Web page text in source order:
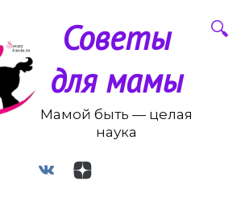
Советы
для мамы
Мамой быть — целая
наука